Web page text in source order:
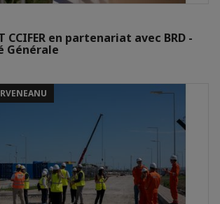
CCIFER en partenariat avec BRD -
Générale